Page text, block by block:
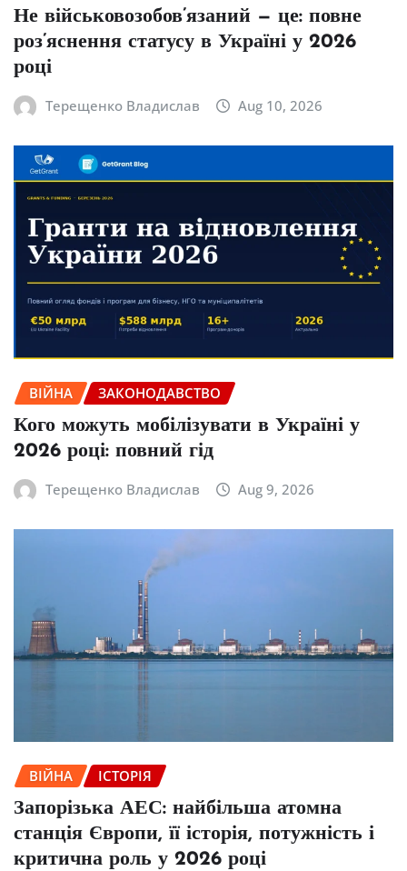
Не військовозобов’язаний — це: повне
роз’яснення статусу в Україні у 2026
році
Терещенко Владислав Aug 10, 2026
ВІЙНА ЗАКОНОДАВСТВО
Кого можуть мобілізувати в Україні у
2026 році: повний гід
Терещенко Владислав Aug 9, 2026
ВІЙНА ІСТОРІЯ
Запорізька АЕС: найбільша атомна
станція Європи, її історія, потужність і
критична роль у 2026 році